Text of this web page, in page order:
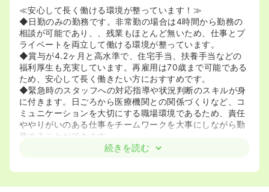
≪安心して長く働ける環境が整っています！≫
◆日勤のみの勤務です。非常勤の場合は4時間から勤務の
相談が可能であり、、残業もほとんど無いため、仕事とプ
ライベートを両立して働ける環境が整っています。
◆賞与が4.2ヶ月と高水準で、住宅手当、扶養手当などの
福利厚生も充実しています。再雇用は70歳まで可能である
ため、安心して長く働きたい方におすすめです。
◆緊急時のスタッフへの対応指導や状況判断のスキルが身
に付きます。日ごろから医療機関との関係づくりなど、コ
ミュニケーションを大切にする職場環境であるため、責任
ややりがいのある仕事をチームワークを大事にしながら勤
務することができます。
続きを読む